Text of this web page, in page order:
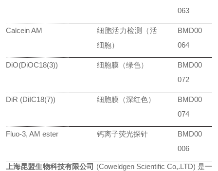
063
Calcein AM
细胞活力检测（活
细胞）
BMD00
064
DiO(DiOC18(3)) 细胞膜（绿色）
BMD00
072
DiR (DiIC18(7)) 细胞膜（深红色）
BMD00
074
Fluo-3, AM ester 钙离子荧光探针
BMD00
006
上海昆盟生物科技有限公司 (Coweldgen Scientific Co,.LTD) 是一